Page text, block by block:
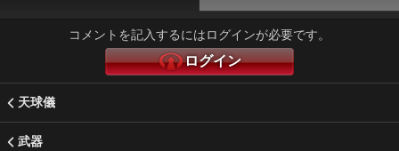
コメントを記入するにはログインが必要です。
ログイン
天球儀
武器